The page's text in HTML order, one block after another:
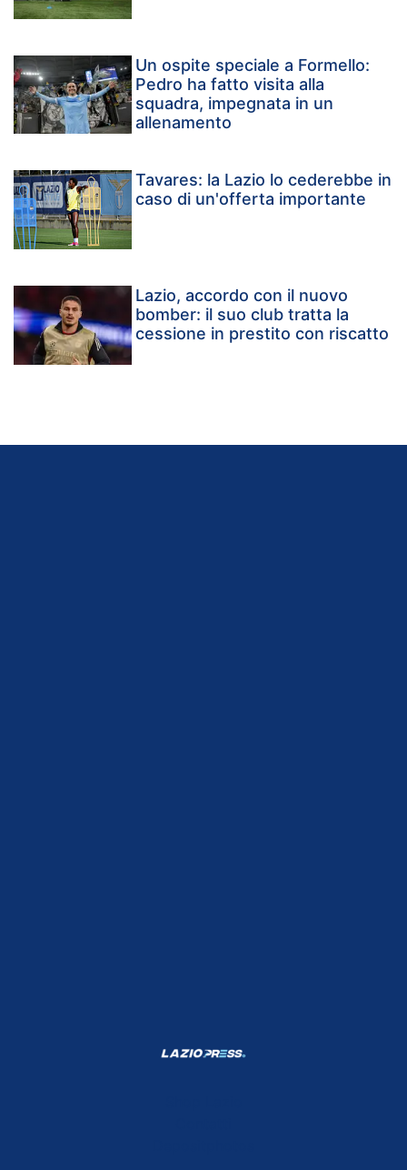
Un ospite speciale a Formello:
Pedro ha fatto visita alla
squadra, impegnata in un
allenamento
Tavares: la Lazio lo cederebbe in
caso di un'offerta importante
Lazio, accordo con il nuovo
bomber: il suo club tratta la
cessione in prestito con riscatto